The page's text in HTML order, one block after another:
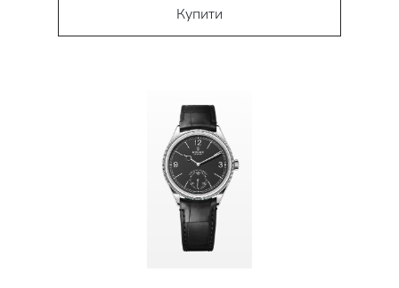
Купити